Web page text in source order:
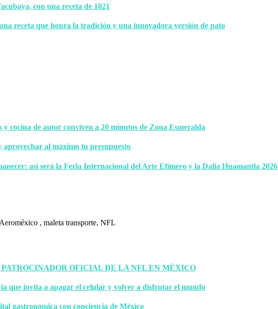
con una receta de 1821
receta que honra la tradición y una innovadora versión de pato
y cocina de autor conviven a 20 minutos de Zona Esmeralda
aprovechar al máximo tu presupuesto
así será la Feria Internacional del Arte Efímero y la Dalia Huamantla 2026
OFICIAL DE LA NFL EN MÉXICO
que invita a apagar el celular y volver a disfrutar el mundo
gastronómica con conciencia de México